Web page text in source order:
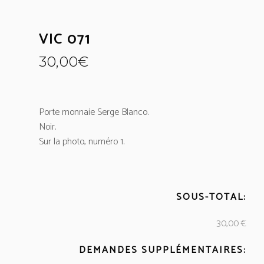
VIC 071
30,00€
Porte monnaie Serge Blanco.
Noir.
Sur la photo, numéro 1.
SOUS-TOTAL:
30,00 €
DEMANDES SUPPLÉMENTAIRES: